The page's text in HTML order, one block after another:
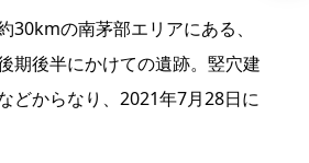
30kmの南茅部エリアにある、
期後半にかけての遺跡。竪穴建
どからなり、2021年7月28日に